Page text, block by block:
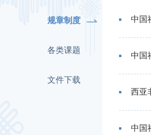
规章制度
各类课题
文件下载
中国
中国
西亚
中国